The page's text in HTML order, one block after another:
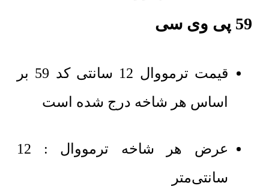
59 پی وی سی
قیمت ترمووال 12 سانتی کد 59 بر
اساس هر شاخه درج شده است
عرض هر شاخه ترمووال : 12
سانتی‌متر